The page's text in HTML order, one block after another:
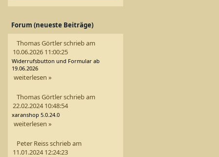
Forum (neueste Beiträge)
Thomas Görtler schrieb am
10.06.2026 11:00:25
Widerrufsbutton und Formular ab
19.06.2026
weiterlesen »
Thomas Görtler schrieb am
22.02.2024 10:48:54
xaranshop 5.0.24.0
weiterlesen »
Peter Reiss schrieb am
11.01.2024 12:24:23